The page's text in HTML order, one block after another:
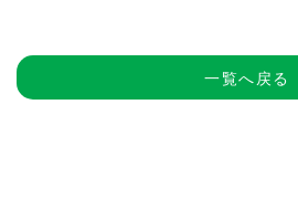
一覧へ戻る